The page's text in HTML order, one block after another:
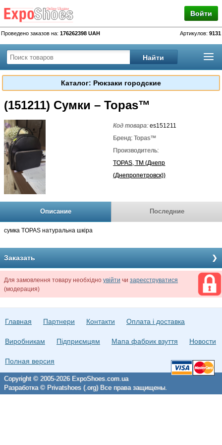
Войти
Проведено заказов на: 176262398 UAH Артикулов: 9131
Каталог: Рюкзаки городские
(151211) Сумки – Topas™
Код товара:es151211
Бренд: Topas™
Производитель:
TOPAS, TM (Днепр
(Днепропетровск))
Описание Последние
сумка TOPAS натуральна шкіра
Заказать
Для замовлення товару необхідно увійти чи зареєструватися
(модерация)
Главная Партнери Контакти Оплата і доставка
Виробникам Підприємцям Мапа фабрик взуття Новости
Полная версия
Copyright © 2005-2026 ExpoShoes.com.ua
Разработка © Privatshoes (.org) Все права защищены.